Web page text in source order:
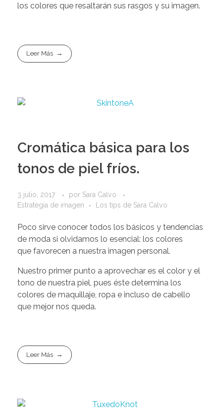
los colores que resaltarán sus rasgos y su imagen.
Leer Más
Cromática básica para los
tonos de piel fríos.
3 julio, 2017 por Sara Calvo
Estrategia de imagen
Los tips de Sara Calvo
Poco sirve conocer todos los básicos y tendencias
de moda si olvidamos lo esencial: los colores
que favorecen a nuestra imagen personal.
Nuestro primer punto a aprovechar es el color y el
tono de nuestra piel, pues éste determina los
colores de maquillaje, ropa e incluso de cabello
que mejor nos queda.
Leer Más